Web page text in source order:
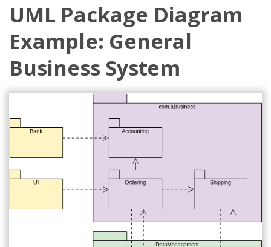
UML Package Diagram
Example: General
Business System